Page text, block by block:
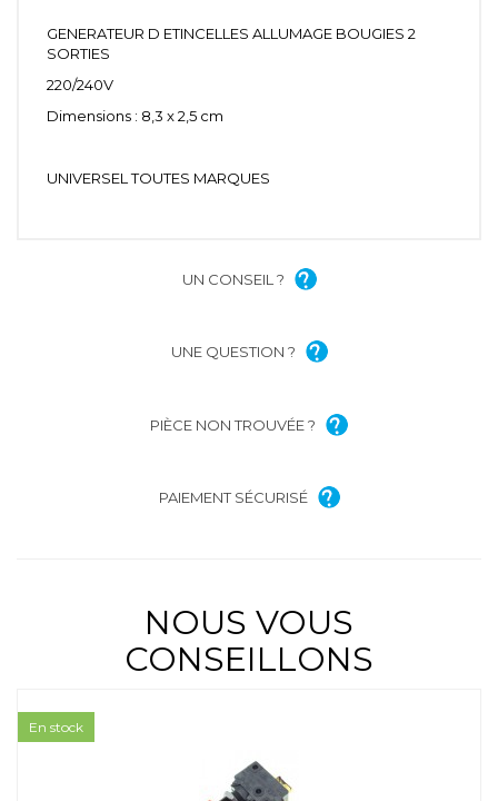
GENERATEUR D ETINCELLES ALLUMAGE BOUGIES 2
SORTIES
220/240V
Dimensions : 8,3 x 2,5 cm
UNIVERSEL TOUTES MARQUES
UN CONSEIL ?
UNE QUESTION ?
PIÈCE NON TROUVÉE ?
PAIEMENT SÉCURISÉ
NOUS VOUS
CONSEILLONS
En stock